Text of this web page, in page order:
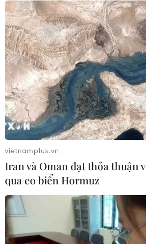
vietnamplus.vn
Iran và Oman đạt thỏa thuận
qua eo biển Hormuz